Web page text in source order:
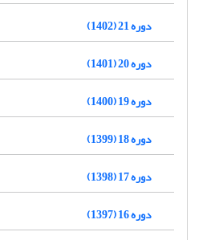
دوره 21 (1402)
دوره 20 (1401)
دوره 19 (1400)
دوره 18 (1399)
دوره 17 (1398)
دوره 16 (1397)